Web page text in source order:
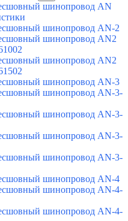
шинопровод AN
шинопровод AN-2
шинопровод AN2
шинопровод AN2
шинопровод AN-3
шинопровод AN-3-
шинопровод AN-3-
шинопровод AN-3-
шинопровод AN-3-
шинопровод AN-4
шинопровод AN-4-
шинопровод AN-4-